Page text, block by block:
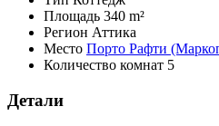
Площадь 340 m²
Регион Аттика
Место Порто Рафти
Количество комнат 5
Детали